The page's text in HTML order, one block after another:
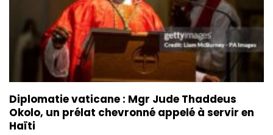
Diplomatie vaticane : Mgr Jude Thaddeus
Okolo, un prélat chevronné appelé à servir en
Haïti